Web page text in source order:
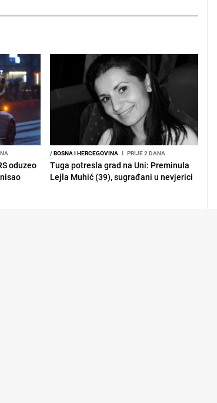
oduzeo
/BOSNA I HERCEGOVINA I PRIJE 2 DANA
Tuga potresla grad na Uni: Preminula
Lejla Muhić (39), sugrađani u nevjerici